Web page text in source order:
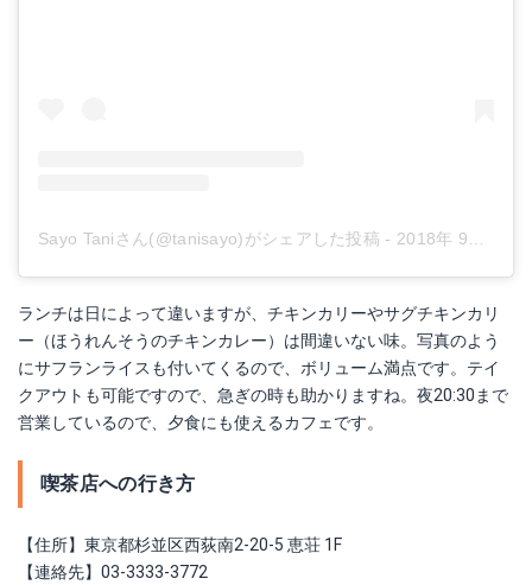
Sayo Taniさん(@tanisayo)がシェアした投稿 - 2018年 9月月30日午前3時49分PDT
ランチは日によって違いますが、チキンカリーやサグチキンカリ
ー（ほうれんそうのチキンカレー）は間違いない味。写真のよう
にサフランライスも付いてくるので、ボリューム満点です。テイ
クアウトも可能ですので、急ぎの時も助かりますね。夜20:30まで
営業しているので、夕食にも使えるカフェです。
喫茶店への行き方
【住所】東京都杉並区西荻南2-20-5 恵荘 1F
【連絡先】03-3333-3772